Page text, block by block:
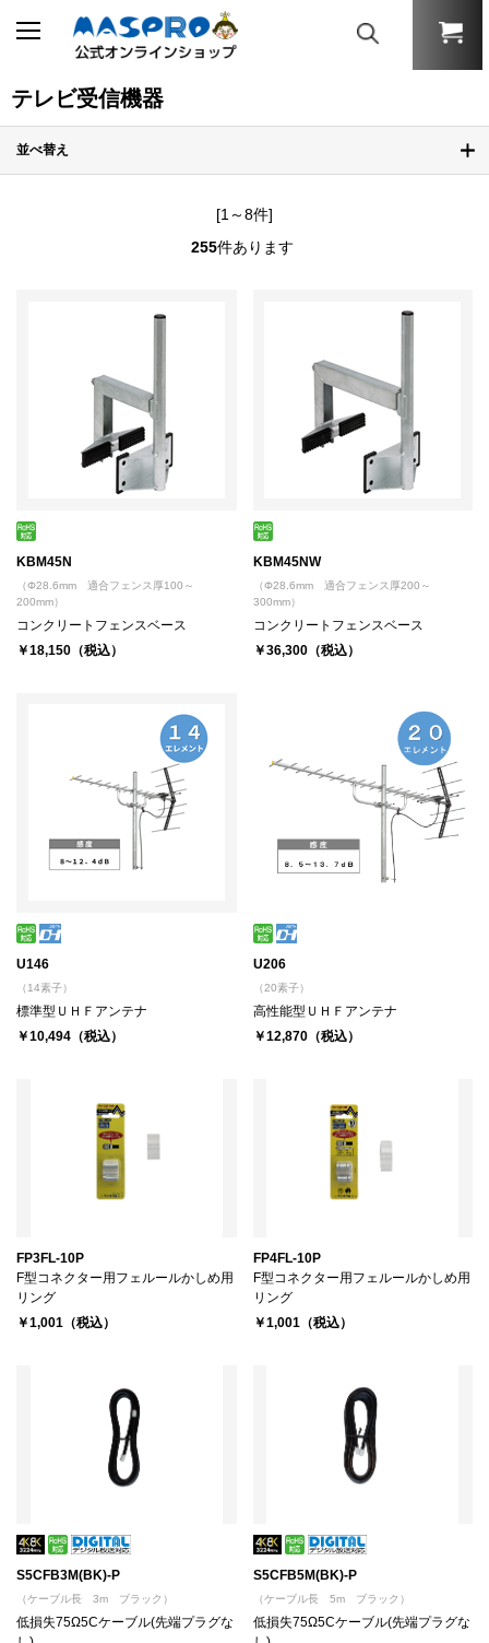
テレビ受信機器
並べ替え
[1～8件]
255件あります
KBM45N
（Φ28.6mm 適合フェンス厚100～
200mm）
コンクリートフェンスベース
￥18,150（税込）
KBM45NW
（Φ28.6mm 適合フェンス厚200～
300mm）
コンクリートフェンスベース
￥36,300（税込）
U146
（14素子）
標準型ＵＨＦアンテナ
￥10,494（税込）
U206
（20素子）
高性能型ＵＨＦアンテナ
￥12,870（税込）
FP3FL-10P
F型コネクター用フェルールかしめ用
リング
￥1,001（税込）
FP4FL-10P
F型コネクター用フェルールかしめ用
リング
￥1,001（税込）
S5CFB3M(BK)-P
（ケーブル長 3m ブラック）
低損失75Ω5Cケーブル(先端プラグな
S5CFB5M(BK)-P
（ケーブル長 5m ブラック）
低損失75Ω5Cケーブル(先端プラグな